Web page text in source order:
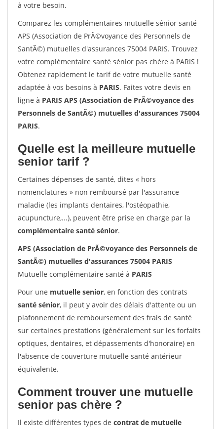
à votre besoin.
Comparez les complémentaires mutuelle sénior santé
APS (Association de PrÃ©voyance des Personnels de
SantÃ©) mutuelles d'assurances 75004 PARIS. Trouvez
votre complémentaire santé sénior pas chère à PARIS !
Obtenez rapidement le tarif de votre mutuelle santé
adaptée à vos besoins à PARIS. Faites votre devis en
ligne à PARIS APS (Association de PrÃ©voyance des
Personnels de SantÃ©) mutuelles d'assurances 75004
PARIS.
Quelle est la meilleure mutuelle
senior tarif ?
Certaines dépenses de santé, dites « hors
nomenclatures » non remboursé par l'assurance
maladie (les implants dentaires, l'ostéopathie,
acupuncture,...), peuvent être prise en charge par la
complémentaire santé sénior.
APS (Association de PrÃ©voyance des Personnels de
SantÃ©) mutuelles d'assurances 75004 PARIS
Mutuelle complémentaire santé à PARIS
Pour une mutuelle senior, en fonction des contrats
santé sénior, il peut y avoir des délais d'attente ou un
plafonnement de remboursement des frais de santé
sur certaines prestations (généralement sur les forfaits
optiques, dentaires, et dépassements d'honoraire) en
l'absence de couverture mutuelle santé antérieur
équivalente.
Comment trouver une mutuelle
senior pas chère ?
Il existe différentes types de contrat de mutuelle